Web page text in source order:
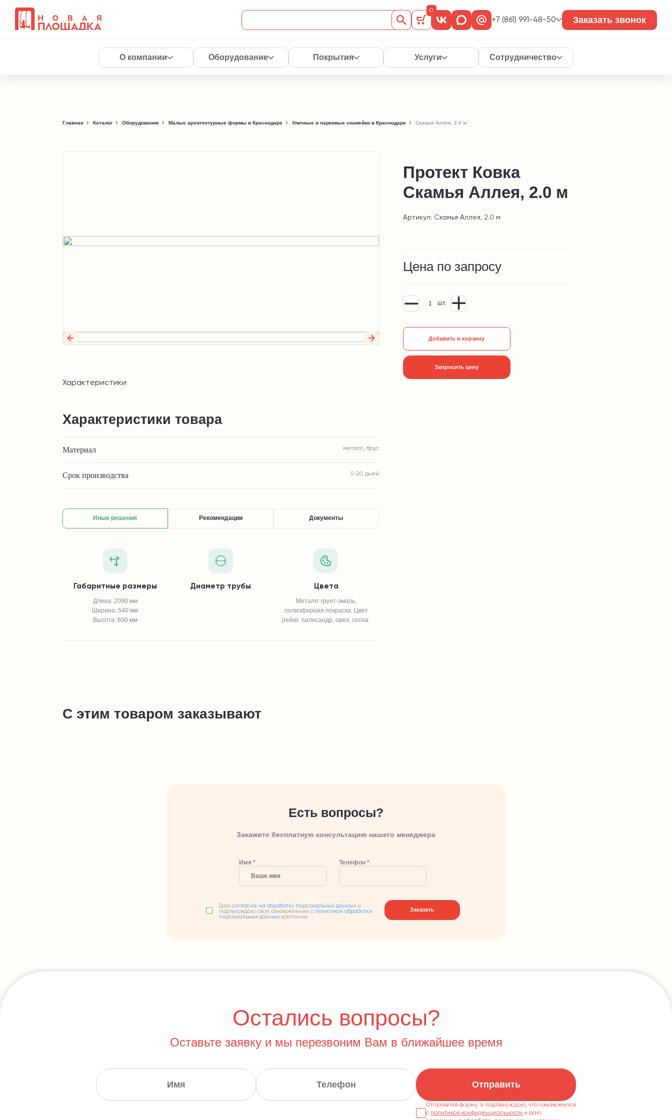
0
+7 (861) 991-48-50 Заказать звонок
О компании Оборудование Покрытия Услуги Сотрудничество
Главная Каталог Оборудование Малые архитектурные формы в Краснодаре Уличные и парковые скамейки в Краснодаре Скамья Аллея, 2.0 м
Протект Ковка
Скамья Аллея, 2.0 м
Артикул: Скамья Аллея, 2.0 м
Цена по запросу
шт.
Добавить в корзину
Запросить цену
Характеристики
Характеристики товара
Материал металл, брус
Срок производства 5-20 дней
Иные решения Рекомендации Документы
Габаритные размеры
Длина: 2090 мм
Ширина: 540 мм
Высота: 600 мм
Диаметр трубы Цвета
Металл: грунт-эмаль,
полиэфирная покраска. Цвет
рейки: палисандр, орех, сосна.
С этим товаром заказывают
Есть вопросы?
Закажите бесплатную консультацию нашего менеджера
Имя * Телефон *
Даю согласие на обработку персональных данных и
подтверждаю свое ознакомление с политикой обработки
персональных данных компании
Заказать
Остались вопросы?
Оставьте заявку и мы перезвоним Вам в ближайшее время
Отправить
Отправляя форму, я подтверждаю, что ознакомился
с политикой конфиденциальности